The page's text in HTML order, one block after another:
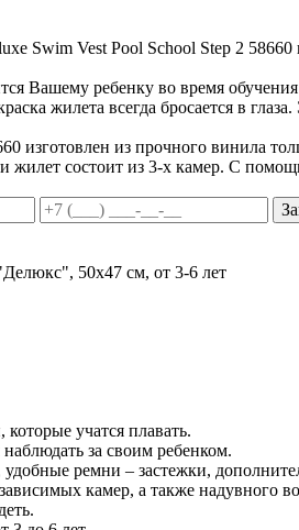
Swim Vest Pool School Step 2 58660
Вашему ребенку во время
жилета всегда бросается в
изготовлен из прочного винила
жилет состоит из 3-х камер. С
50х47 см, от 3-6 лет
учатся плавать.
за своим ребенком.
ремни – застежки,
камер, а также надувного